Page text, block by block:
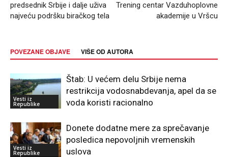
predsednik Srbije i dalje uživa
najveću podršku biračkog tela
Trening centar Vazduhoplovne
akademije u Vršcu
POVEZANE OBJAVE VIŠE OD AUTORA
Vesti iz
Republike
Štab: U većem delu Srbije nema
restrikcija vodosnabdevanja, apel da se
voda koristi racionalno
Vesti iz
Republike
Donete dodatne mere za sprečavanje
posledica nepovoljnih vremenskih
uslova